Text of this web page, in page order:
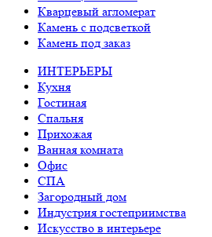
Кварцевый агломерат
Камень с подсветкой
Камень под заказ
ИНТЕРЬЕРЫ
Кухня
Гостиная
Спальня
Прихожая
Ванная комната
Офис
СПА
Загородный дом
Индустрия гостеприимства
Искусство в интерьере